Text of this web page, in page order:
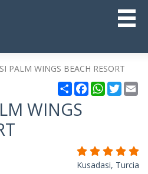
PALM WINGS BEACH RESORT
Partajare
Facebook
WINGS
Kusadasi, Turcia